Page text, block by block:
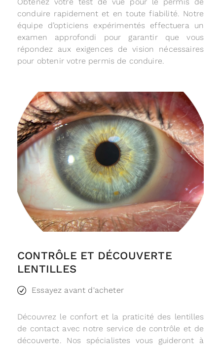
Obtenez votre test de vue pour le permis de
conduire rapidement et en toute fiabilité. Notre
équipe d’opticiens expérimentés effectuera un
examen approfondi pour garantir que vous
répondez aux exigences de vision nécessaires
pour obtenir votre permis de conduire.
CONTRÔLE ET DÉCOUVERTE
LENTILLES
Essayez avant d'acheter
Découvrez le confort et la praticité des lentilles
de contact avec notre service de contrôle et de
découverte. Nos spécialistes vous guideront à